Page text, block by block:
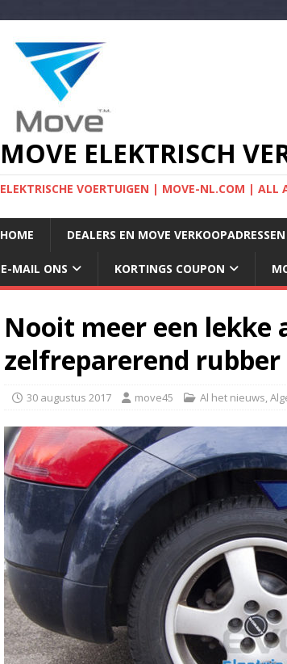
MOVE ELEKTRISCH
ELEKTRISCHE VOERTUIGEN | MOVE-NL.COM | ALL
HOME DEALERS EN MOVE VERKOOPADRESSEN
E-MAIL ONS KORTINGS COUPON
Nooit meer een lekke
zelfreparerend
30 augustus 2017 move45 Al het nieuws,